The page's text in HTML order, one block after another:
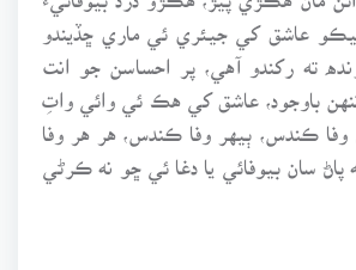
عاشق کي جيئري ئي ماري ڇڏيندو
ته رکندو آهي، پر احساسن جو انت
باوجود، عاشق کي هڪ ئي وائي واتِ
وفا ڪندس، ٻيهر وفا ڪندس، هر هر وفا
پاڻ سان بيوفائي يا دغا ئي ڇو نه ڪرڻي